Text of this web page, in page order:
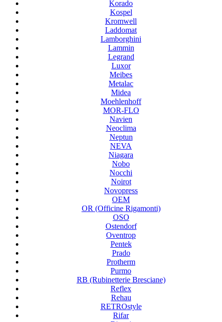
Korado
Kospel
Kromwell
Laddomat
Lamborghini
Lammin
Legrand
Luxor
Meibes
Metalac
Midea
Moehlenhoff
MOR-FLO
Navien
Neoclima
Neptun
NEVA
Niagara
Nobo
Nocchi
Noirot
Novopress
OEM
OR (Officine Rigamonti)
OSO
Ostendorf
Oventrop
Pentek
Prado
Protherm
Purmo
RB (Rubinetterie Bresciane)
Reflex
Rehau
RETROstyle
Rifar